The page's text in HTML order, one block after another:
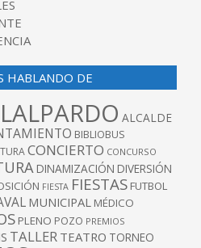
HABLANDO DE
ALCALDE
BIBLIOBUS
CONCIERTO CONCURSO
DINAMIZACIÓN DIVERSIÓN
FIESTA FIESTAS FUTBOL
MUNICIPAL MÉDICO
PLENO POZO PREMIOS
TALLER TEATRO TORNEO